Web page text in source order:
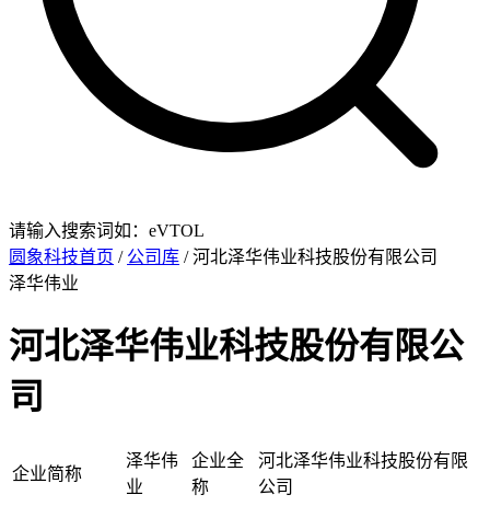
请输入搜索词如：eVTOL
圆象科技首页 / 公司库 / 河北泽华伟业科技股份有限公司
泽华伟业
河北泽华伟业科技股份有限公
司
企业简称
泽华伟
业
企业全
称
河北泽华伟业科技股份有限
公司